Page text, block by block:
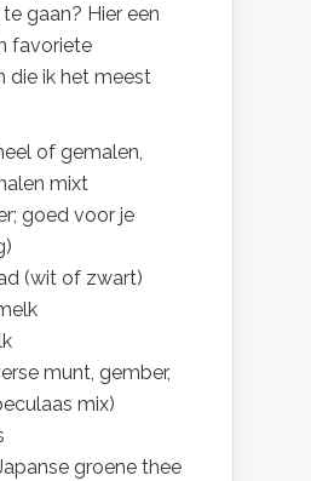
gaan? Hier een
favoriete
die ik het meest
of gemalen,
mixt
goed voor je
(wit of zwart)
munt, gember,
mix)
groene thee